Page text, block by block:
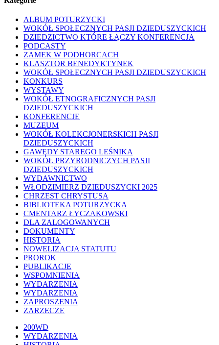
ALBUM POTURZYCKI
WOKÓŁ SPOŁECZNYCH PASJI DZIEDUSZYCKICH
DZIEDZICTWO KTÓRE ŁĄCZY KONFERENCJA
PODCASTY
ZAMEK W PODHORCACH
KLASZTOR BENEDYKTYNEK
WOKÓŁ SPOŁECZNYCH PASJI DZIEDUSZYCKICH
KONKURS
WYSTAWY
WOKÓŁ ETNOGRAFICZNYCH PASJI
DZIEDUSZYCKICH
KONFERENCJE
MUZEUM
WOKÓŁ KOLEKCJONERSKICH PASJI
DZIEDUSZYCKICH
GAWĘDY STAREGO LEŚNIKA
WOKÓŁ PRZYRODNICZYCH PASJI
DZIEDUSZYCKICH
WYDAWNICTWO
WŁODZIMIERZ DZIEDUSZYCKI 2025
CHRZEST CHRYSTUSA
BIBLIOTEKA POTURZYCKA
CMENTARZ ŁYCZAKOWSKI
DLA ZALOGOWANYCH
DOKUMENTY
HISTORIA
NOWELIZACJA STATUTU
PROROK
PUBLIKACJE
WSPOMNIENIA
WYDARZENIA
WYDARZENIA
ZAPROSZENIA
ZARZECZE
Close
Menu
200WD
WYDARZENIA